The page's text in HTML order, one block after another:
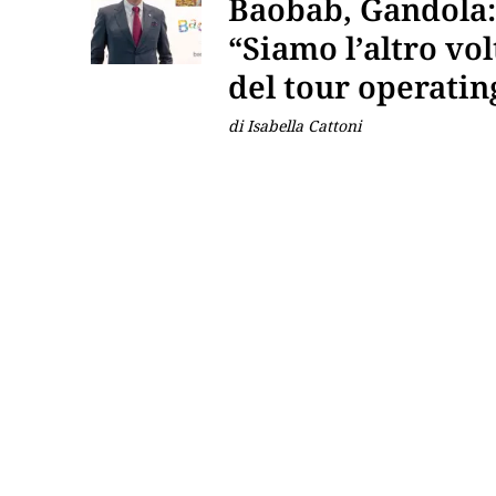
Baobab, Gandola:
“Siamo l’altro
del tour
di Isabella Cattoni